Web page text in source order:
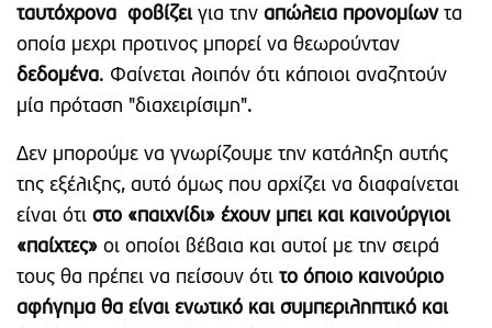
ταυτόχρονα φοβίζειγια τηναπώλεια προνομίωντα
οποία μεχρι προτινος μπορεί να θεωρούνταν
δεδομένα. Φαίνεται λοιπόν ότι κάποιοι αναζητούν
μία πρόταση "διαχειρίσιμη".
Δεν μπορούμε να γνωρίζουμε την κατάληξη αυτής
της εξέλιξης, αυτό όμως που αρχίζει να διαφαίνεται
είναι ότιστο «παιχνίδι» έχουν μπει και καινούργιοι
«παίχτες» οι οποίοι βέβαια και αυτοί με την σειρά
τους θα πρέπει να πείσουν ότιτο όποιο καινούριο
αφήγημα θα είναι ενωτικό και συμπεριληπτικό και